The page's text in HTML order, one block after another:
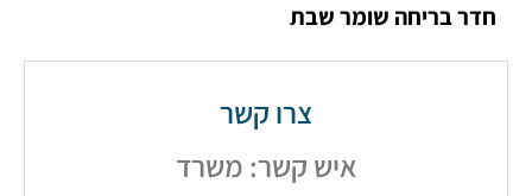
בריחה שומר שבת
צרו קשר
איש קשר: משרד